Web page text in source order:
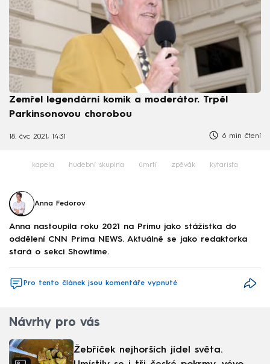
Zemřel legendární komik a moderátor. Trpěl
Parkinsonovou chorobou
18. čvc 2021, 14:31 6 min čtení
kapela hudební skupina úmrtí zpěvák kytarista
Anna Fedorov
Anna nastoupila roku 2021 na Primu jako stážistka do
oddělení CNN Prima NEWS. Aktuálně se jako redaktorka
stará o sekci Showtime.
Pro tento článek jsou komentáře vypnuté
Návrhy pro vás
Žebříček nejhorších jídel světa.